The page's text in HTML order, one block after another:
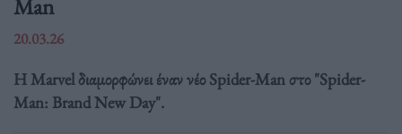
Man
20.03.26
Η Marvel διαμορφώνει έναν νέο Spider-Man στο "Spider-
Man: Brand New Day".